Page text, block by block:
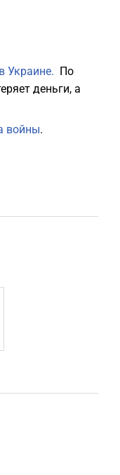
Украине.
По
деньги, а
войны.